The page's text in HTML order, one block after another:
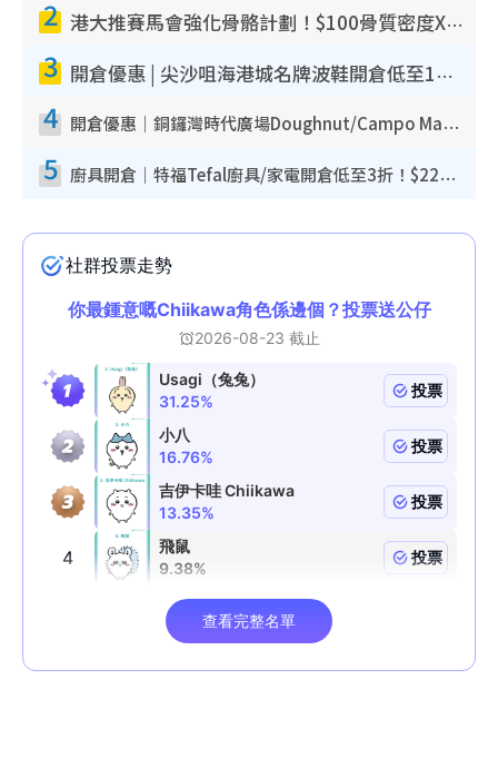
2 港大推賽馬會強化骨骼計劃！$100骨質密度X光檢查 完成免費運動訓練送超市禮券！附參加資格
3 開倉優惠 | 尖沙咀海港城名牌波鞋開倉低至1折！On鞋$899起／Joy&Peace鞋履$98起
4 開倉優惠｜銅鑼灣時代廣場Doughnut/Campo Marzio開倉低至1折！背囊、書包、手袋劈價$200起
5 廚具開倉｜特福Tefal廚具/家電開倉低至3折！$220起買平底鍋/炒鑊/湯煲！電飯煲/吸塵機/燙斗$418起